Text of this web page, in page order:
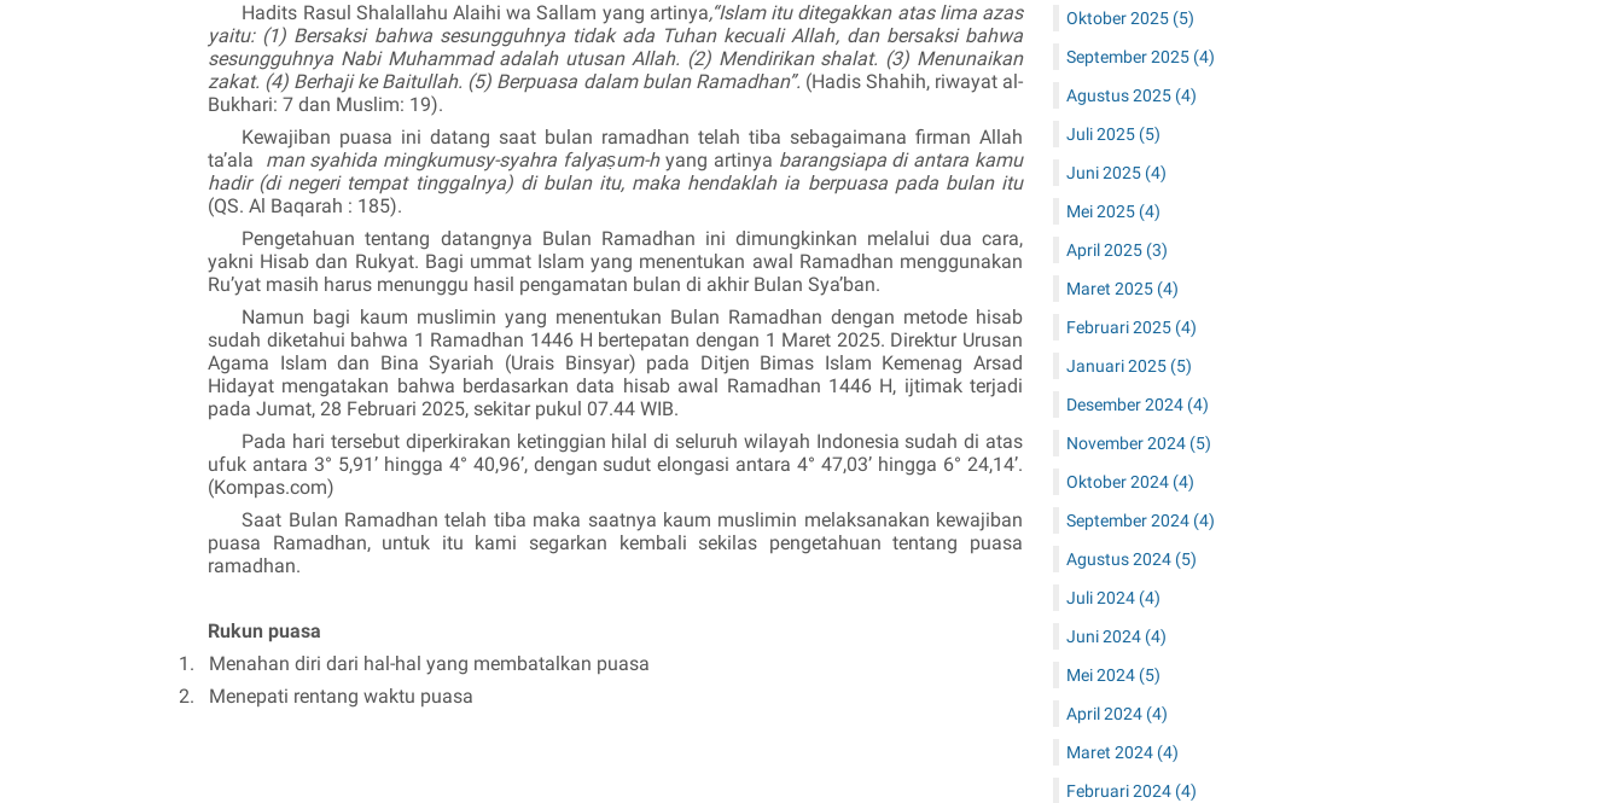
Hadits Rasul Shalallahu Alaihi wa Sallam yang artinya,“Islam itu ditegakkan atas lima azas
yaitu: (1) Bersaksi bahwa sesungguhnya tidak ada Tuhan kecuali Allah, dan bersaksi bahwa
sesungguhnya Nabi Muhammad adalah utusan Allah. (2) Mendirikan shalat. (3) Menunaikan
zakat. (4) Berhaji ke Baitullah. (5) Berpuasa dalam bulan Ramadhan”. (Hadis Shahih, riwayat al-
Bukhari: 7 dan Muslim: 19).
Kewajiban puasa ini datang saat bulan ramadhan telah tiba sebagaimana firman Allah
ta’ala man syahida mingkumusy-syahra falyaṣum-hyang artinya barangsiapa di antara kamu
hadir (di negeri tempat tinggalnya) di bulan itu, maka hendaklah ia berpuasa pada bulan itu
(QS. Al Baqarah : 185).
Pengetahuan tentang datangnya Bulan Ramadhan ini dimungkinkan melalui dua cara,
yakni Hisab dan Rukyat. Bagi ummat Islam yang menentukan awal Ramadhan menggunakan
Ru’yat masih harus menunggu hasil pengamatan bulan di akhir Bulan Sya’ban.
Namun bagi kaum muslimin yang menentukan Bulan Ramadhan dengan metode hisab
sudah diketahui bahwa 1 Ramadhan 1446 H bertepatan dengan 1 Maret 2025. Direktur Urusan
Agama Islam dan Bina Syariah (Urais Binsyar) pada Ditjen Bimas Islam Kemenag Arsad
Hidayat mengatakan bahwa berdasarkan data hisab awal Ramadhan 1446 H, ijtimak terjadi
pada Jumat, 28 Februari 2025, sekitar pukul 07.44 WIB.
Pada hari tersebut diperkirakan ketinggian hilal di seluruh wilayah Indonesia sudah di atas
ufuk antara 3° 5,91’ hingga 4° 40,96’, dengan sudut elongasi antara 4° 47,03’ hingga 6° 24,14’.
(Kompas.com)
Saat Bulan Ramadhan telah tiba maka saatnya kaum muslimin melaksanakan kewajiban
puasa Ramadhan, untuk itu kami segarkan kembali sekilas pengetahuan tentang puasa
ramadhan.
Rukun puasa
1.
Menahan diri dari hal-hal yang membatalkan puasa
2.
Menepati rentang waktu puasa
Oktober 2025 (5)
September 2025 (4)
Agustus 2025 (4)
Juli 2025 (5)
Juni 2025 (4)
Mei 2025 (4)
April 2025 (3)
Maret 2025 (4)
Februari 2025 (4)
Januari 2025 (5)
Desember 2024 (4)
November 2024 (5)
Oktober 2024 (4)
September 2024 (4)
Agustus 2024 (5)
Juli 2024 (4)
Juni 2024 (4)
Mei 2024 (5)
April 2024 (4)
Maret 2024 (4)
Februari 2024 (4)